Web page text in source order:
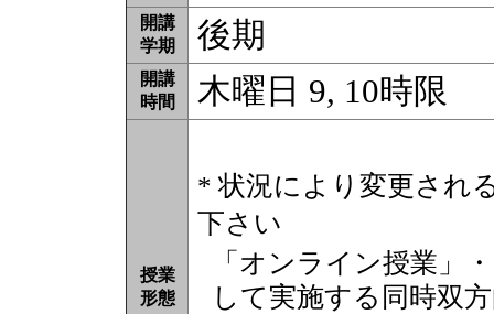
開講
学期
後期
開講
時間
木曜日 9, 10時限
授業
形態
* 状況により変更され
下さい
「オンライン授業」
して実施する同時双